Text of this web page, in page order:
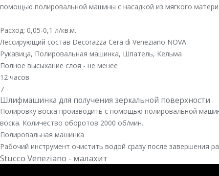
помощью полировальной машины с насадкой из мягкого
Расход: 0,05-0,1 л/кв.м.
Лессирующий состав Decorazza Cera di Veneziano NOVA
Рукавица, Полировальная машинка, Шпатель, Кельма
Полное высыхание слоя - не менее
12 часов
7
Шлифмашинка для получения зеркальной поверхности
Полировку воска производить с помощью полировальной
воска. Количество оборотов 2000 об/мин.
Полировальная машинка
Рабочий инструмент очистить водой сразу после завершения
Stucco Veneziano - малахит